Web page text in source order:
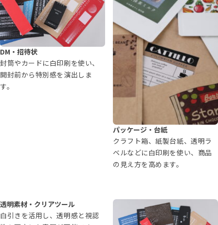
DM・招待状
封筒やカードに白印刷を使い、
開封前から特別感を演出しま
す。
パッケージ・台紙
クラフト箱、紙製台紙、透明ラ
ベルなどに白印刷を使い、商品
の見え方を高めます。
透明素材・クリアツール
白引きを活用し、透明感と視認